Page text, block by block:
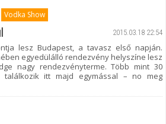
Vodka Show
2015.03.18 22:54
lesz Budapest, a tavasz első napján.
egyedülálló rendezvény helyszíne lesz
nagy rendezvényterme. Több mint 30
találkozik itt majd egymással – no meg